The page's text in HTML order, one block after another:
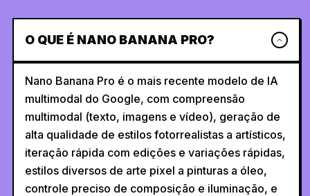
O QUE É NANO BANANA PRO?
Nano Banana Pro é o mais recente modelo de IA
multimodal do Google, com compreensão
multimodal (texto, imagens e vídeo), geração de
alta qualidade de estilos fotorrealistas a artísticos,
iteração rápida com edições e variações rápidas,
estilos diversos de arte pixel a pinturas a óleo,
controle preciso de composição e iluminação, e